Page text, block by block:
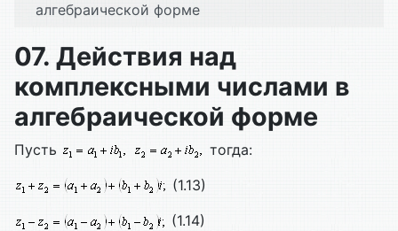
алгебраической форме
07. Действия над
комплексными числами в
алгебраической форме
Пусть тогда:
(1.13)
(1.14)